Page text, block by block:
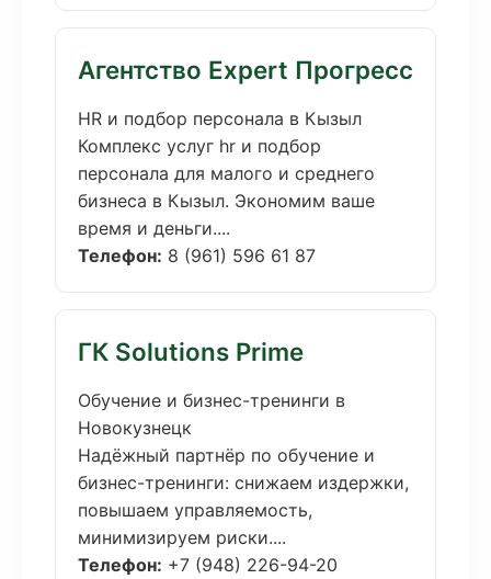
Агентство Expert Прогресс
HR и подбор персонала в Кызыл
Комплекс услуг hr и подбор
персонала для малого и среднего
бизнеса в Кызыл. Экономим ваше
время и деньги....
Телефон: 8 (961) 596 61 87
ГК Solutions Prime
Обучение и бизнес-тренинги в
Новокузнецк
Надёжный партнёр по обучение и
бизнес-тренинги: снижаем издержки,
повышаем управляемость,
минимизируем риски....
Телефон: +7 (948) 226-94-20